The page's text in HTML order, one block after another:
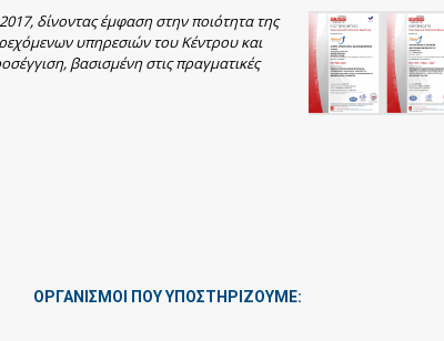
δίνοντας έμφαση στην ποιότητα της
υπηρεσιών του Κέντρου και
βασισμένη στις πραγματικές
ΟΡΓΑΝΙΣΜΟΙ ΠΟΥ ΥΠΟΣΤΗΡΙΖΟΥΜΕ: